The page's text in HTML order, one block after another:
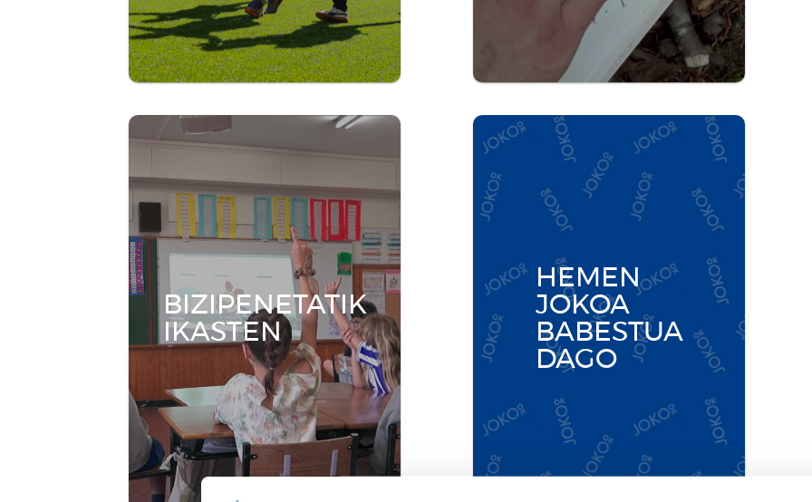
Amets Bat
Kirol, hezkuntza eta aisialdi
jardunaldia Anoetan.
Informazio gehiago
Bihotz Berdeak
Natura maite duten gazteei aukera
berriak eskaintzen dizkiegu.
BIZIPENETATIK
IKASTEN
HEMEN
JOKOA
BABESTUA
DAGO